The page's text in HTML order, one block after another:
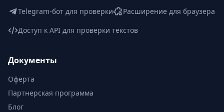
Telegram-бот для проверки
Расширение для браузера
Доступ к API для проверки текстов
Документы
Оферта
Партнерская программа
Блог